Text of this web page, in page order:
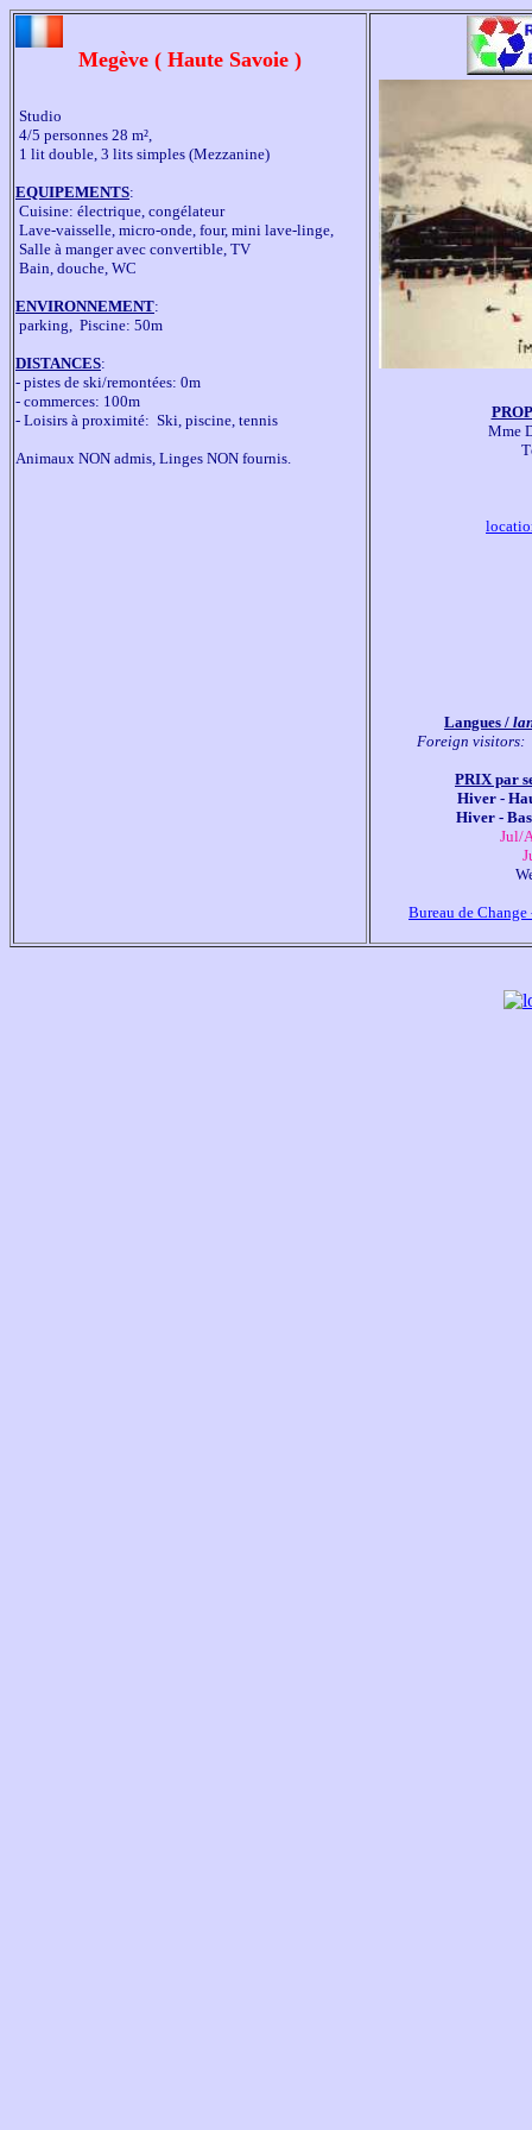
Megève ( Haute Savoie )
Studio
4/5 personnes 28 m²,
1 lit double, 3 lits simples (Mezzanine)
EQUIPEMENTS:
Cuisine: électrique, congélateur
Lave-vaisselle, micro-onde, four, mini lave-linge,
Salle à manger avec convertible, TV
Bain, douche, WC
ENVIRONNEMENT:
parking,  Piscine: 50m
DISTANCES:
- pistes de ski/remontées: 0m
- commerces: 100m
- Loisirs à proximité:  Ski, piscine, tennis
Animaux NON admis, Linges NON fournis.
Mme
Langues /
Foreign visitors:
PRIX par
Hiver -
Hiver -
Jul/
Bureau de